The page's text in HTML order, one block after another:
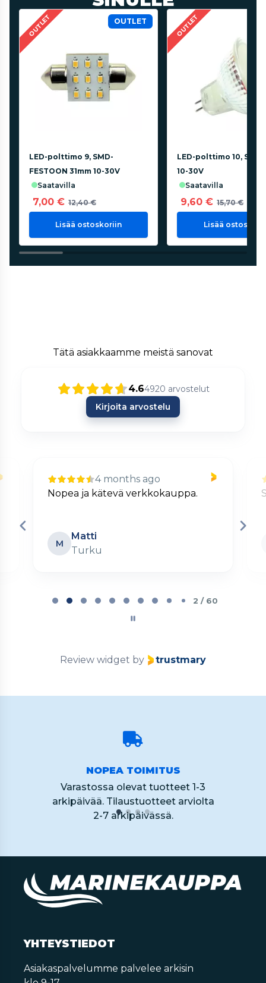
OUTLET OUTLET
LED-polttimo 9, SMD-
FESTOON 31mm 10-30V
saatavilla
7,00 € 12,40 €
Lisää ostoskoriin
OUTLET
LED-polttimo 10, SMD
10-30V
saatavilla
9,60 € 15,70 €
Lisää
Tätä asiakkaamme meistä sanovat
4.64920 arvostelut
Kirjoita arvostelu
4 months ago
Nopea ja kätevä verkkokauppa.
M
Matti
Turku
2 / 60
Review widget by trustmary
NOPEA TOIMITUS
Varastossa olevat tuotteet 1-3
arkipäivää. Tilaustuotteet arviolta
2-7 arkipäivässä.
YHTEYSTIEDOT
Asiakaspalvelumme palvelee arkisin